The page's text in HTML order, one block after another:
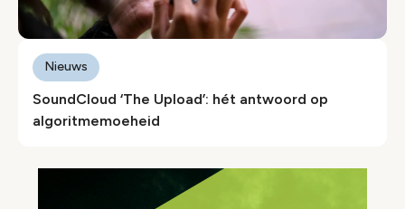
SoundCloud ‘The Upload’: hét antwoord op
algoritmemoeheid
Nieuws